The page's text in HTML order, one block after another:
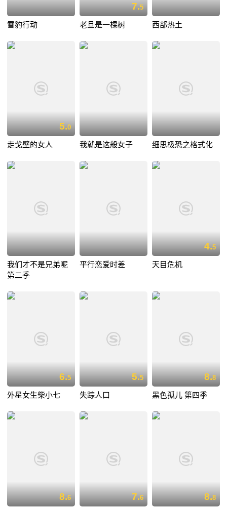
雪豹行动
7.5
老旦是一棵树 西部热土
5.0
走戈壁的女人 我就是这般女子 细思极恐之格式化
我们才不是兄弟呢
第二季
平行恋爱时差
4.5
天目危机
6.5
外星女生柴小七
5.5
失踪人口
8.8
黑色孤儿 第四季
8.6 7.6 8.8